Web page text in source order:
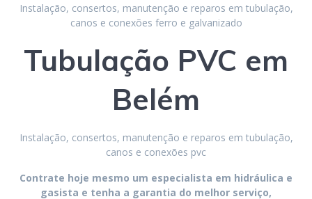
Instalação, consertos, manutenção e reparos em tubulação,
canos e conexões ferro e galvanizado
Tubulação PVC em
Belém
Instalação, consertos, manutenção e reparos em tubulação,
canos e conexões pvc
Contrate hoje mesmo um especialista em hidráulica e
gasista e tenha a garantia do melhor serviço,